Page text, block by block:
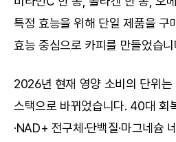
특정 효능을 위해 단일 제품을 구
효능 중심으로 카피를 만들었습니
2026년 현재 영양 소비의 단위는
스택으로 바뀌었습니다. 40대 회
·NAD+ 전구체·단백질·마그네슘